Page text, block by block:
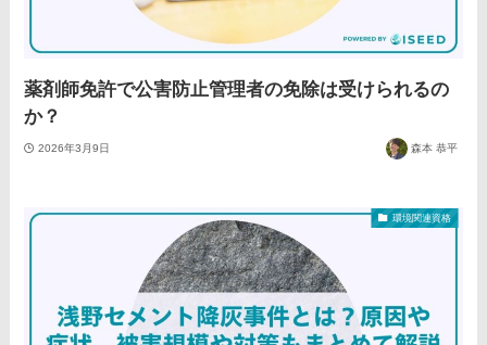
薬剤師免許で公害防止管理者の免除は受けられるの
か？
2026年3月9日 森本 恭平
環境関連資格